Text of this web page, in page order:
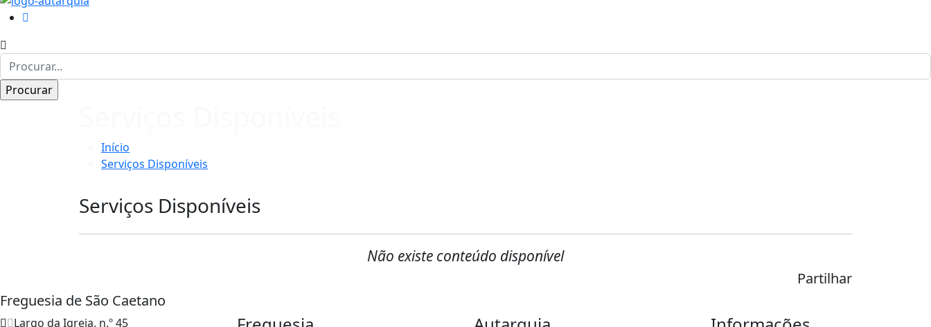
Início
Serviços Disponíveis
Serviços Disponíveis
Não existe conteúdo disponível
Partilhar
Freguesia de São Caetano
Largo da Igreja, n.º 45